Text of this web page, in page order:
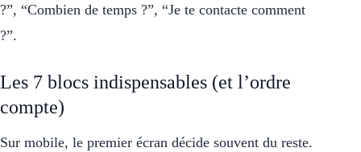
?”, “Combien de temps ?”, “Je te contacte comment
?”.
Les 7 blocs indispensables (et l’ordre
compte)
Sur mobile, le premier écran décide souvent du reste.